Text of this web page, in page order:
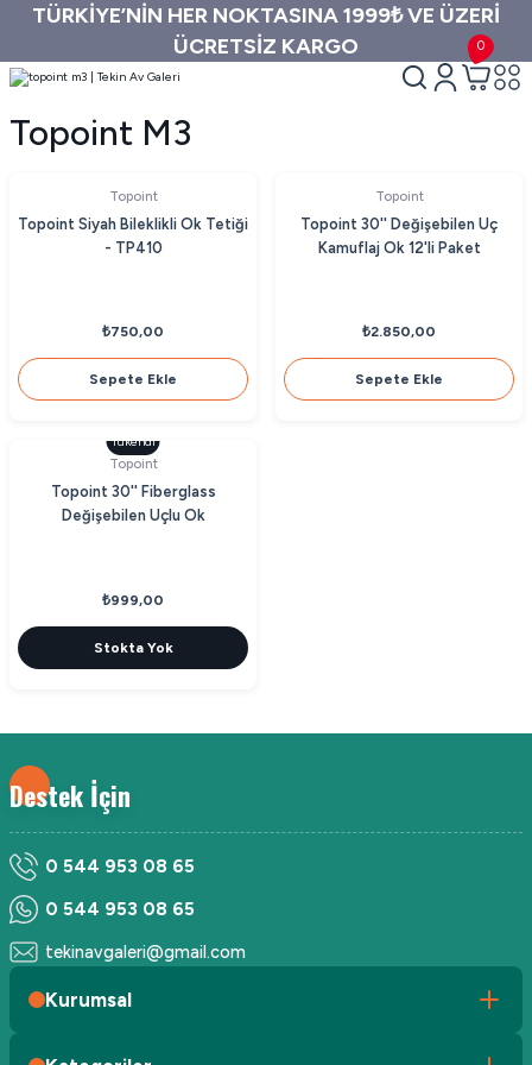
TÜRKİYE’NİN HER NOKTASINA 1999₺ VE ÜZERİ
ÜCRETSİZ KARGO
0
Topoint M3
Topoint
Topoint Siyah Bileklikli Ok Tetiği
- TP410
₺750,00
Sepete Ekle
Topoint
Topoint 30'' Değişebilen Uç
Kamuflaj Ok 12'li Paket
₺2.850,00
Sepete Ekle
Tükendi
Topoint
Topoint 30'' Fiberglass
Değişebilen Uçlu Ok
₺999,00
Stokta Yok
Destek İçin
0 544 953 08 65
0 544 953 08 65
tekinavgaleri@gmail.com
Kurumsal